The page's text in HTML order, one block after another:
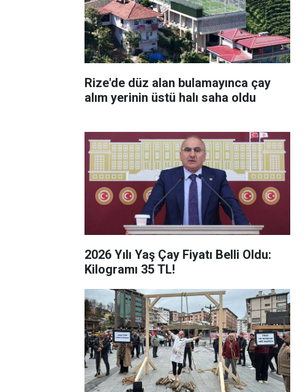
Rize'de düz alan bulamayınca çay
alım yerinin üstü halı saha oldu
2026 Yılı Yaş Çay Fiyatı Belli Oldu:
Kilogramı 35 TL!